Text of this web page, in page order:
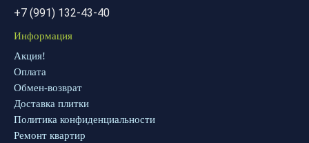
+7 (991) 132-43-40
Информация
Акция!
Оплата
Обмен-возврат
Доставка плитки
Политика конфиденциальности
Ремонт квартир